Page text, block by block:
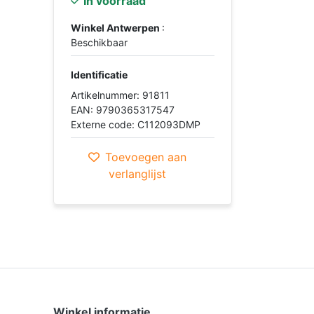
Winkel Antwerpen :
Beschikbaar
Identificatie
Artikelnummer: 91811
EAN: 9790365317547
Externe code: C112093DMP
Toevoegen aan
verlanglijst